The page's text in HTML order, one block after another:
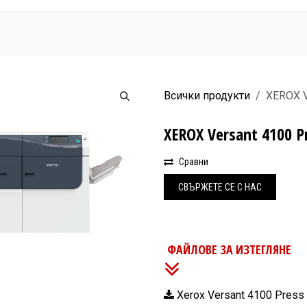
Всички продукти XEROX
XEROX Versant 4100
Сравни
СВЪРЖЕТ​Е СЕ С НАС
ФАЙЛОВЕ ЗА ИЗТЕГЛЯНЕ
Xerox Versant 4100